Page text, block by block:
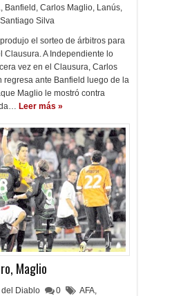
, Banfield , Carlos Maglio, Lanús,
Santiago Silva
el sorteo de árbitros para
Clausura. A Independiente lo
vez en el Clausura, Carlos
regresa ante Banfield luego de la
Maglio le mostró contra
Leer más »
Maglio
del Diablo 0 AFA,